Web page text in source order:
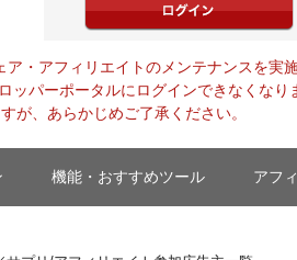
・アフィリエイトのメンテナンスを実施
ッパーポータルにログインできなくなり
が、あらかじめご了承ください。
機能・おすすめツール アフ